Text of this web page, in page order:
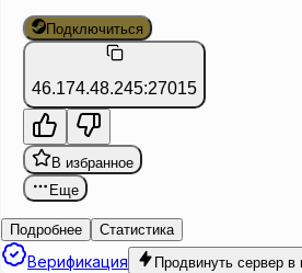
Подключиться
46.174.48.245:27015
В избранное
Еще
Подробнее Статистика
Верификация Продвинуть сервер в